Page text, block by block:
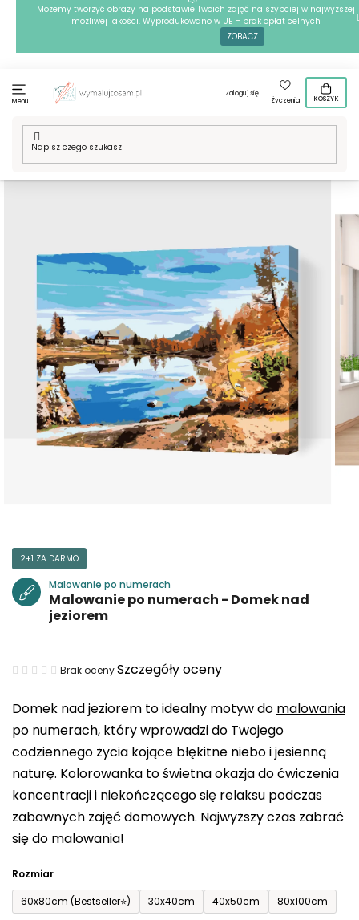
Przejść
treści
Możemy tworzyć obrazy na podstawie Twoich zdjęć najszybciej w najwyższej
możliwej jakości. Wyprodukowano w UE = brak opłat celnych
ZOBACZ
Menu
Zaloguj się
Życzenia
KOSZYK
Home
/ Techniki / Malowanie po numerach / Malowanie po
numerach - Domek nad jeziorem
Domek nad jeziorem to idealny motyw do malowania
po numerach, który wprowadzi do Twojego
codziennego życia kojące błękitne niebo i jesienną
naturę. Kolorowanka to świetna okazja do ćwiczenia
koncentracji i niekończącego się relaksu podczas
zabawnych zajęć domowych. Najwyższy czas zabrać
się do malowania!
Rozmiar
60x80cm (Bestseller⭐)
30x40cm 40x50cm 80x100cm
2+1 ZA DARMO
Malowanie po numerach
Malowanie po numerach - Domek nad
jeziorem
Średnia
produktu
wynosi
0,0
na
5
gwiazdek.
Brak ocenySzczegóły oceny